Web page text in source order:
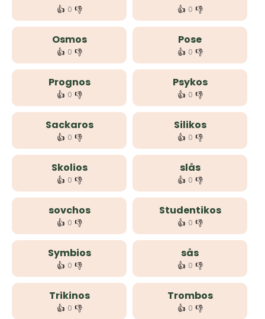
👍 0 👎 👍 0 👎
Osmos
👍 0 👎
Pose
👍 0 👎
Prognos
👍 0 👎
Psykos
👍 0 👎
Sackaros
👍 0 👎
Silikos
👍 0 👎
Skolios
👍 0 👎
slås
👍 0 👎
sovchos
👍 0 👎
Studentikos
👍 0 👎
Symbios
👍 0 👎
sås
👍 0 👎
Trikinos
👍 0 👎
Trombos
👍 0 👎